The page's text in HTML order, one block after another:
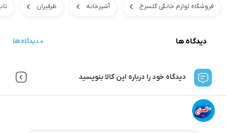
فروشگاه لوازم خانگی گلسرخ آشپزخانه ظرفیران
دیدگاه ها 0 دیدگاه ها
دیدگاه خود را درباره این کالا بنویسید